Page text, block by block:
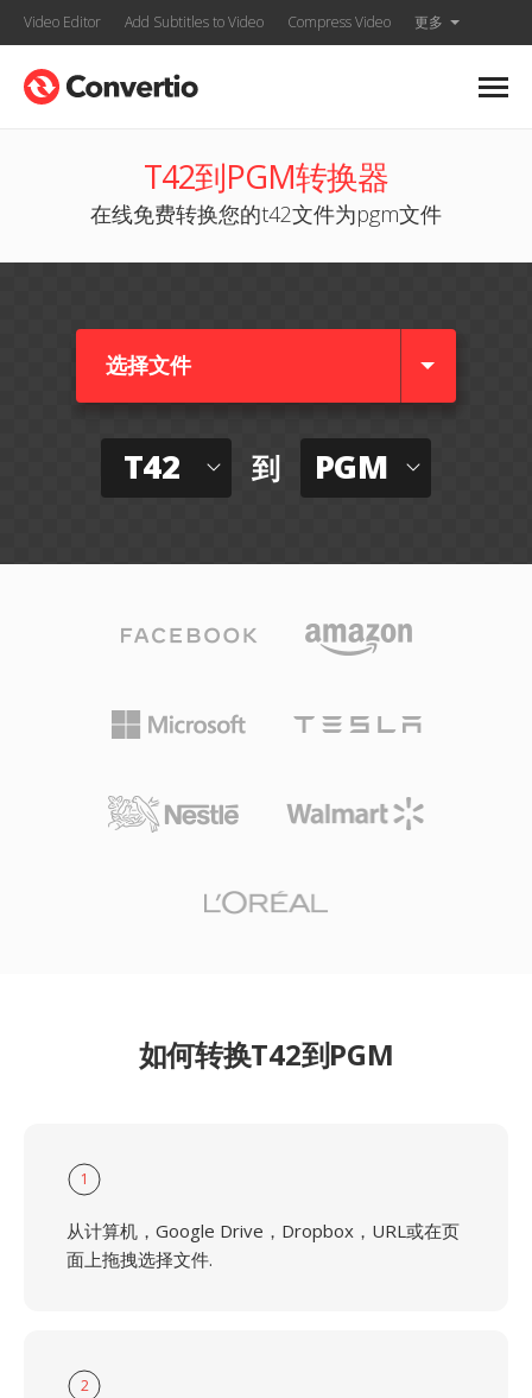
Video Editor Add Subtitles to Video Compress Video 更多
T42到PGM转换器
在线免费转换您的t42文件为pgm文件
选择文件
T42 到 PGM
如何转换T42到PGM
1
从计算机，Google Drive，Dropbox，URL或在页
面上拖拽选择文件.
2